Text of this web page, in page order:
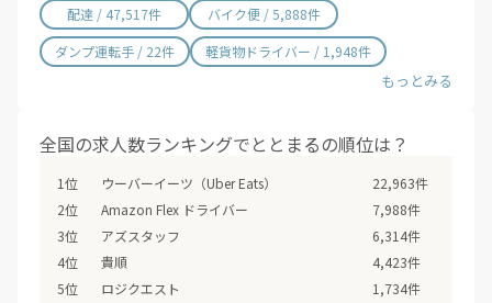
配達 / 47,517件
バイク便 / 5,888件
ダンプ運転手 / 22件
軽貨物ドライバー / 1,948件
全国の求人数ランキングでととまるの順位は？
ウーバーイーツ（Uber Eats）
22,963件
Amazon Flex ドライバー
7,988件
アズスタッフ
6,314件
貴順
4,423件
ロジクエスト
1,734件